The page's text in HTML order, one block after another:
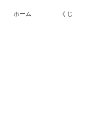
ホーム くじ